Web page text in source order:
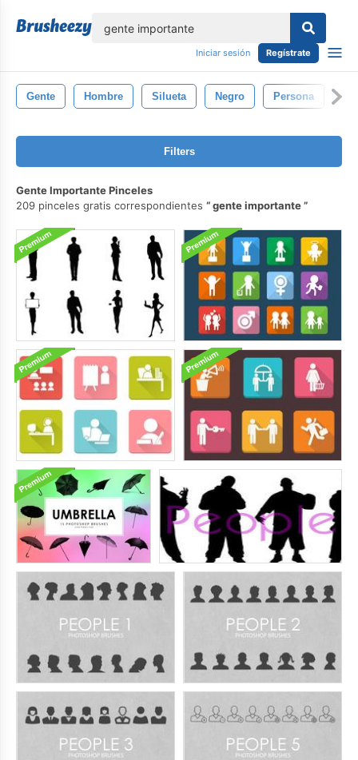
Iniciar sesión Regístrate
Gente Hombre Silueta Negro Persona
Filters
Gente Importante Pinceles
209 pinceles gratis correspondientes
gente importante